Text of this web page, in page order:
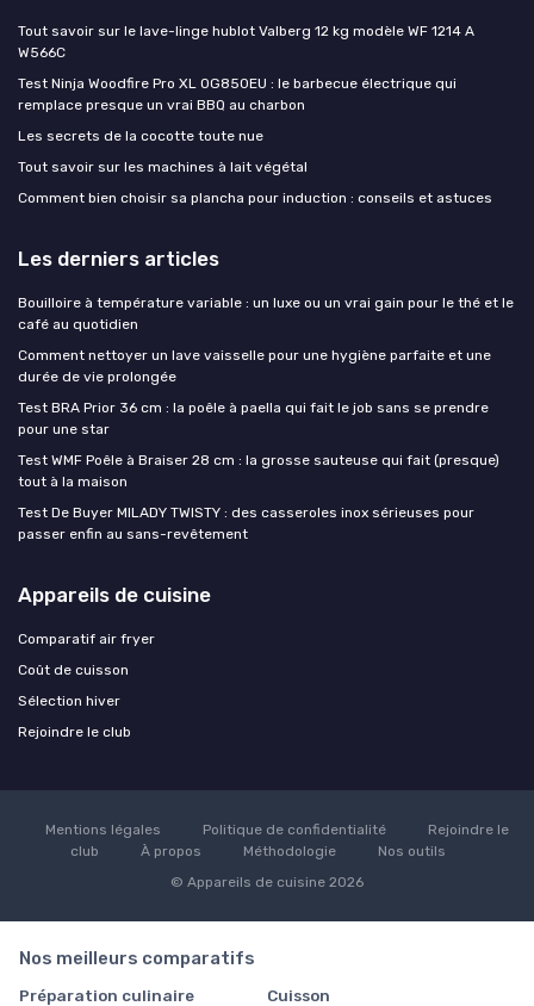
Tout savoir sur le lave-linge hublot Valberg 12 kg modèle WF 1214 A
W566C
Test Ninja Woodfire Pro XL OG850EU : le barbecue électrique qui
remplace presque un vrai BBQ au charbon
Les secrets de la cocotte toute nue
Tout savoir sur les machines à lait végétal
Comment bien choisir sa plancha pour induction : conseils et astuces
Les derniers articles
Bouilloire à température variable : un luxe ou un vrai gain pour le thé et le
café au quotidien
Comment nettoyer un lave vaisselle pour une hygiène parfaite et une
durée de vie prolongée
Test BRA Prior 36 cm : la poêle à paella qui fait le job sans se prendre
pour une star
Test WMF Poêle à Braiser 28 cm : la grosse sauteuse qui fait (presque)
tout à la maison
Test De Buyer MILADY TWISTY : des casseroles inox sérieuses pour
passer enfin au sans-revêtement
Appareils de cuisine
Comparatif air fryer
Coût de cuisson
Sélection hiver
Rejoindre le club
Mentions légales Politique de confidentialité
Rejoindre le
club
À propos Méthodologie
Nos outils
© Appareils de cuisine 2026
Nos meilleurs comparatifs
Préparation culinaire Cuisson